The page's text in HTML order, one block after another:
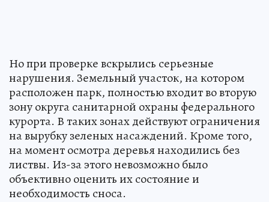
Но при проверке вскрылись серьезные
нарушения. Земельный участок, на котором
расположен парк, полностью входит во вторую
зону округа санитарной охраны федерального
курорта. В таких зонах действуют ограничения
на вырубку зеленых насаждений. Кроме того,
на момент осмотра деревья находились без
листвы. Из-за этого невозможно было
объективно оценить их состояние и
необходимость сноса.